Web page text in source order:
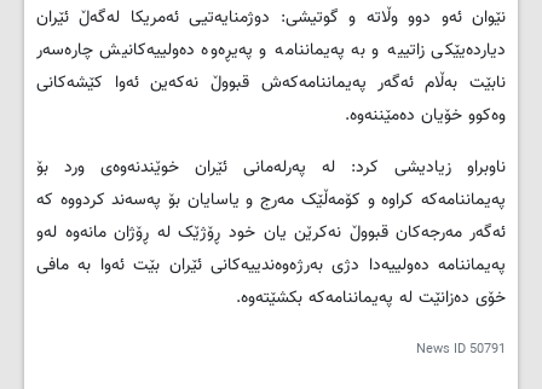
نێوان ئەو دوو وڵاتە و گوتیشی: دوژمنایەتیی ئەمریکا لەگەڵ ئێران
دیاردەیێکی زاتییە و بە پەیماننامە و پەیڕەوە دەولییەکانیش چارەسەر
نابێت بەڵام ئەگەر پەیماننامەکەش قبووڵ نەکەین ئەوا کێشەکانی
وەکوو خۆیان دەمێننەوە.
ناوبراو زیادیشی کرد: لە پەرلەمانی ئێران خوێندنەوەی ورد بۆ
پەیماننامەکە کراوە و کۆمەڵێک مەرج و یاسایان بۆ پەسەند کردووە کە
ئەگەر مەرجەکان قبووڵ نەکرێن یان خود ڕۆژێک لە ڕۆژان مانەوە لەو
پەیماننامە دەولییەدا دژی بەرژەوەندییەکانی ئێران بێت ئەوا بە مافی
خۆی دەزانێت لە پەیماننامەکە بکشێتەوە.
News ID 50791